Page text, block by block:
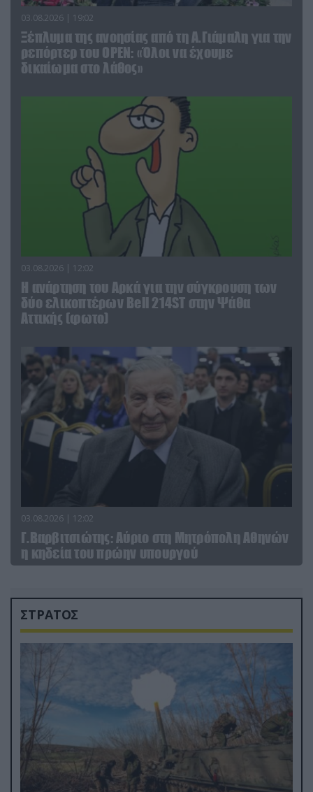
03.08.2026 | 19:02
Ξέπλυμα της ανοησίας από τη Α.Γιάμαλη για την
ρεπόρτερ του ΟΡΕΝ: «Όλοι να έχουμε
δικαίωμα στο λάθος»
03.08.2026 | 12:02
Η ανάρτηση του Αρκά για την σύγκρουση των
δύο ελικοπτέρων Bell 214ST στην Ψάθα
Αττικής (φωτο)
03.08.2026 | 12:02
Γ.Βαρβιτσιώτης: Aύριο στη Μητρόπολη Αθηνών
η κηδεία του πρώην υπουργού
ΣΤΡΑΤΟΣ